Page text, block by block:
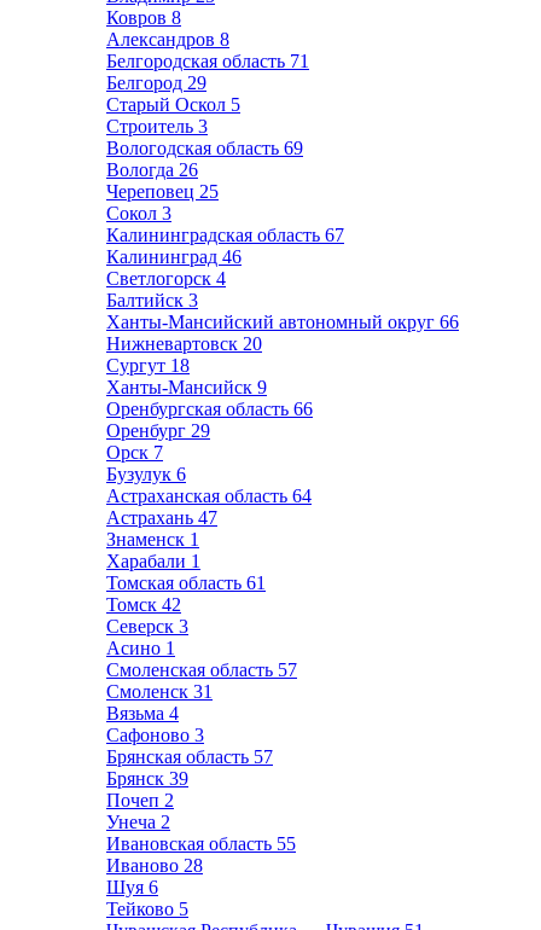
Ковров 8
Александров 8
Белгородская область 71
Белгород 29
Старый Оскол 5
Строитель 3
Вологодская область 69
Вологда 26
Череповец 25
Сокол 3
Калининградская область 67
Калининград 46
Светлогорск 4
Балтийск 3
Ханты-Мансийский автономный округ 66
Нижневартовск 20
Сургут 18
Ханты-Мансийск 9
Оренбургская область 66
Оренбург 29
Орск 7
Бузулук 6
Астраханская область 64
Астрахань 47
Знаменск 1
Харабали 1
Томская область 61
Томск 42
Северск 3
Асино 1
Смоленская область 57
Смоленск 31
Вязьма 4
Сафоново 3
Брянская область 57
Брянск 39
Почеп 2
Унеча 2
Ивановская область 55
Иваново 28
Шуя 6
Тейково 5